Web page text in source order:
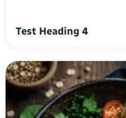
Test Heading 4